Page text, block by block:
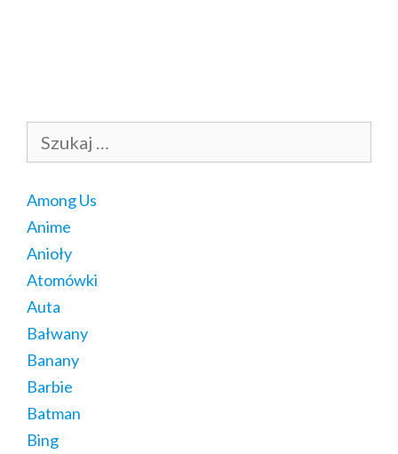
Among Us
Anime
Anioły
Atomówki
Auta
Bałwany
Banany
Barbie
Batman
Bing